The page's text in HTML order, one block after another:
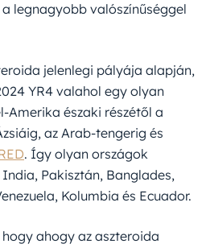
legnagyobb valószínűséggel
jelenlegi pályája alapján,
YR4 valahol egy olyan
Amerika északi részétől a
az Arab-tengerig és
. Így olyan országok
Pakisztán, Banglades,
Kolumbia és Ecuador.
ahogy az aszteroida